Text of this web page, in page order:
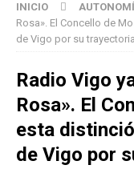
INICIO
Rosa». El Concello de
de Vigo por su
Radio Vigo
Rosa». El
esta
de Vigo por